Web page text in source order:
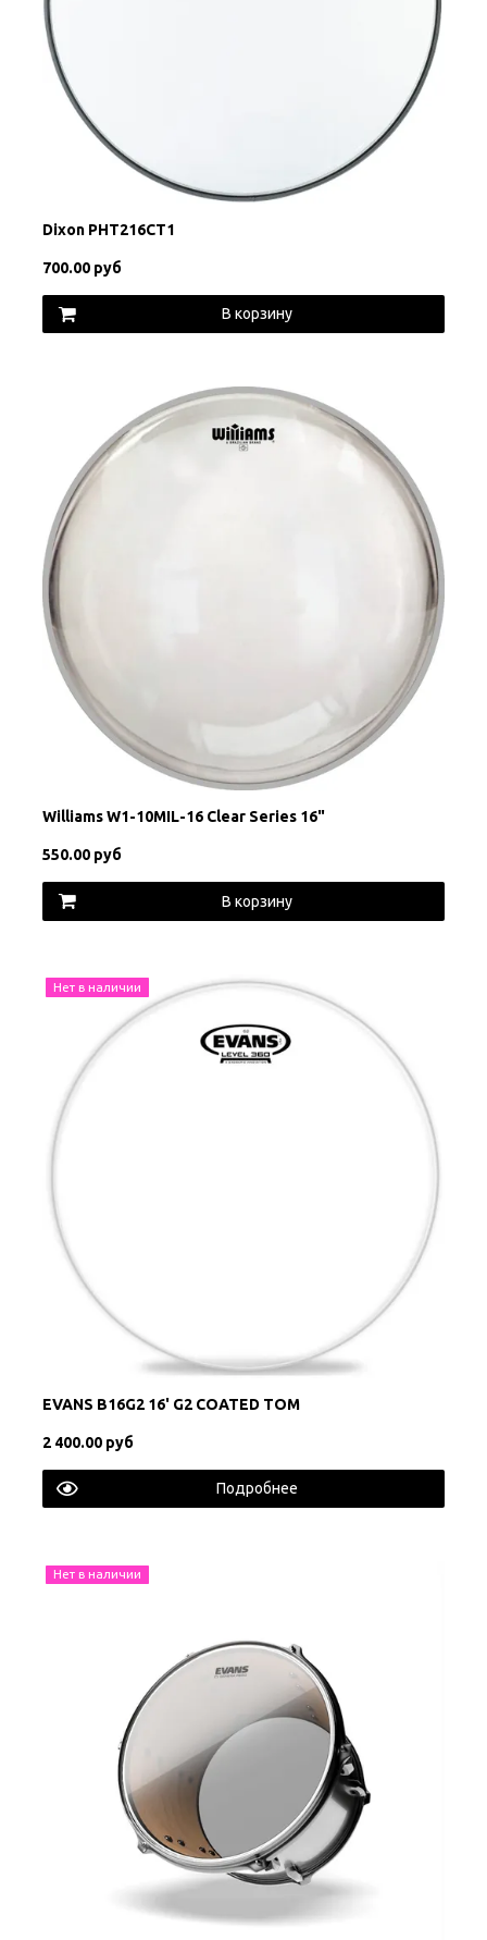
Dixon PHT216CT1
700.00 руб
В корзину
Williams W1-10MIL-16 Clear Series 16"
550.00 руб
В корзину
Нет в наличии
EVANS B16G2 16' G2 COATED TOM
2 400.00 руб
Подробнее
Нет в наличии